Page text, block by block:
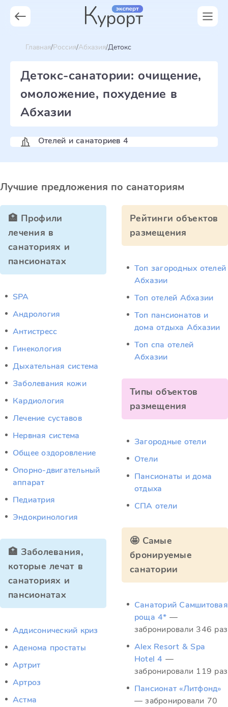
Главная Россия Абхазия Детокс
Детокс-санатории: очищение,
омоложение, похудение в
Абхазии
Отелей и санаториев 4
Лучшие предложения по санаториям
🏥 Профили
лечения в
санаториях и
пансионатах
SPA
Андрология
Антистресс
Гинекология
Дыхательная система
Заболевания кожи
Кардиология
Лечение суставов
Нервная система
Общее оздоровление
Опорно-двигательный
аппарат
Педиатрия
Эндокринология
🏥 Заболевания,
которые лечат в
санаториях и
пансионатах
Аддисонический криз
Аденома простаты
Артрит
Артроз
Астма
Рейтинги объектов
размещения
Топ загородных отелей
Абхазии
Топ отелей Абхазии
Топ пансионатов и
дома отдыха Абхазии
Топ спа отелей
Абхазии
Типы объектов
размещения
Загородные отели
Отели
Пансионаты и дома
отдыха
СПА отели
🤩 Самые
бронируемые
санатории
Санаторий Самшитовая
роща 4* —
забронировали 346 раз
Alex Resort & Spa
Hotel 4 —
забронировали 119 раз
Пансионат «Литфонд»
— забронировали 70